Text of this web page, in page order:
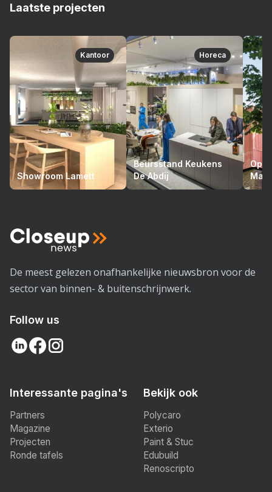
Laatste projecten
Kantoor
Showroom Lamett
Horeca
Beursstand Keukens
De Abdij
De meest gelezen onafhankelijke nieuwsbron voor de
sector van binnen- & buitenschrijnwerk.
Follow us
Interessante pagina's
Partners
Magazine
Projecten
Ronde tafels
Bekijk ook
Polycaro
Exterio
Paint & Stuc
Edubuild
Renoscripto